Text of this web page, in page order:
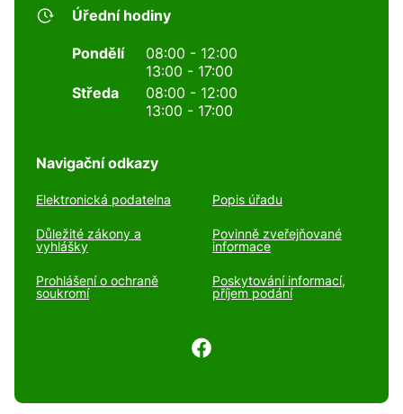
Úřední hodiny
Pondělí
08:00 - 12:00
13:00 - 17:00
Středa
08:00 - 12:00
13:00 - 17:00
Navigační odkazy
Elektronická podatelna Popis úřadu
Důležité zákony a
vyhlášky
Povinně zveřejňované
informace
Prohlášení o ochraně
soukromí
Poskytování informací,
příjem podání